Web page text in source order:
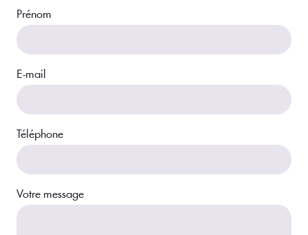
Prénom
E-mail
Téléphone
Votre message